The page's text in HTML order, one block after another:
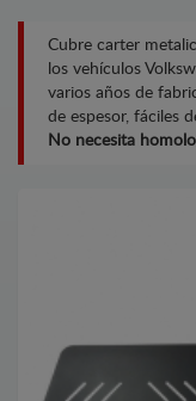
Cubre carter
los vehículos
varios años de
de espesor, fáciles
No necesita